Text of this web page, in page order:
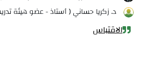
د. زكريا حساني ( أستاذ - عضو هيئة
الاقتباس